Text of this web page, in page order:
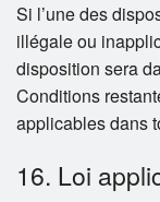
Si l’une des
illégale ou
disposition sera
Conditions
applicables dans
16. Loi